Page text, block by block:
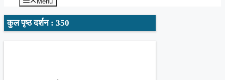
कुल पृष्ठ दर्शन : 350